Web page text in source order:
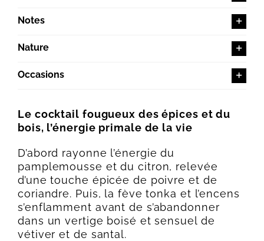
Notes
Nature
Occasions
Le cocktail fougueux des épices et du
bois, l’énergie primale de la vie
D’abord rayonne l’énergie du
pamplemousse et du citron, relevée
d’une touche épicée de poivre et de
coriandre. Puis, la fève tonka et l’encens
s’enflamment avant de s’abandonner
dans un vertige boisé et sensuel de
vétiver et de santal.